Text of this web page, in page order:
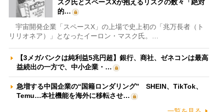
スク氏とスペースXが抱えるリスクの数々「絶対
的…
宇宙開発企業「スペースX」の上場で史上初の「兆万長者（ト
リリオネア）」となったイーロン・マスク氏。…
【3メガバンクは純利益5兆円超】銀行、商社、ゼネコンは最高
益続出の一方で、中小企業・…
急増する中国企業の“国籍ロンダリング” SHEIN、TikTok、
Temu…本社機能を海外に移転させ…